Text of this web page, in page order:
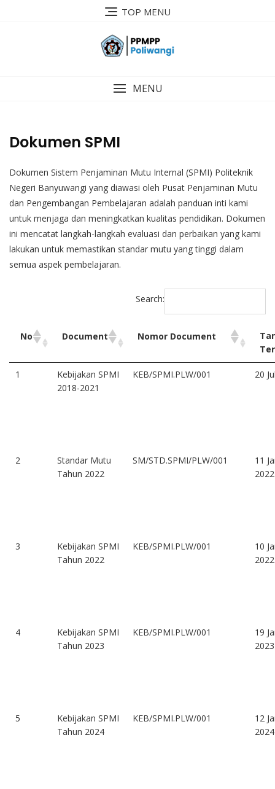
TOP MENU
MENU
Dokumen SPMI
Dokumen Sistem Penjaminan Mutu Internal (SPMI) Politeknik
Negeri Banyuwangi yang diawasi oleh Pusat Penjaminan Mutu
dan Pengembangan Pembelajaran adalah panduan inti kami
untuk menjaga dan meningkatkan kualitas pendidikan. Dokumen
ini mencatat langkah-langkah evaluasi dan perbaikan yang kami
lakukan untuk memastikan standar mutu yang tinggi dalam
semua aspek pembelajaran.
Search:
No Document Nomor Document
1
Kebijakan SPMI
2018-2021
KEB/SPMI.PLW/001 20
2
Standar Mutu
Tahun 2022
SM/STD.SPMI/PLW/001
11
2022
3
Kebijakan SPMI
Tahun 2022
KEB/SPMI.PLW/001
10
2022
4
Kebijakan SPMI
Tahun 2023
KEB/SPMI.PLW/001
19
2023
5
Kebijakan SPMI
Tahun 2024
KEB/SPMI.PLW/001
12
2024